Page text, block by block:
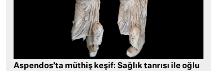
Aspendos’ta müthiş keşif: Sağlık tanrısı ile oğlu